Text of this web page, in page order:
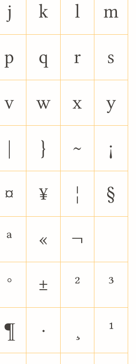
j k l m
p q r s
v w x y
| } ~ ¡
¤ ¥ ¦ §
ª « ¬
° ± ² ³
¶ · ¸ ¹